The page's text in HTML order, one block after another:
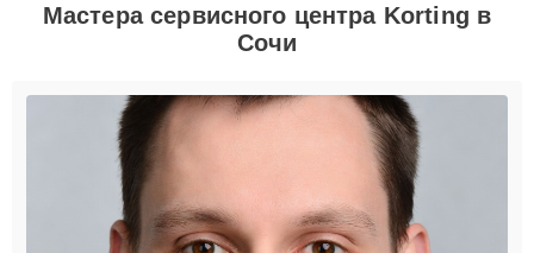
Мастера сервисного центра Korting в
Сочи